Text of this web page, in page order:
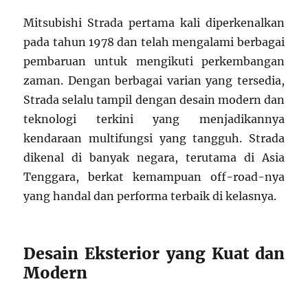
Mitsubishi Strada pertama kali diperkenalkan
pada tahun 1978 dan telah mengalami berbagai
pembaruan untuk mengikuti perkembangan
zaman. Dengan berbagai varian yang tersedia,
Strada selalu tampil dengan desain modern dan
teknologi terkini yang menjadikannya
kendaraan multifungsi yang tangguh. Strada
dikenal di banyak negara, terutama di Asia
Tenggara, berkat kemampuan off-road-nya
yang handal dan performa terbaik di kelasnya.
Desain Eksterior yang Kuat dan
Modern